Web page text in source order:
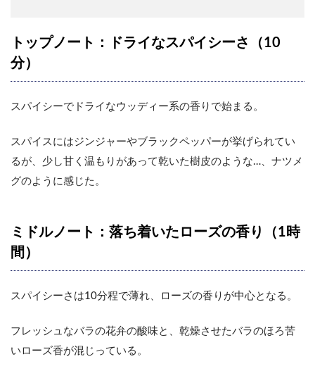
トップノート：ドライなスパイシーさ（10
分）
スパイシーでドライなウッディー系の香りで始まる。
スパイスにはジンジャーやブラックペッパーが挙げられてい
るが、少し甘く温もりがあって乾いた樹皮のような…、ナツメ
グのように感じた。
ミドルノート：落ち着いたローズの香り（1時
間）
スパイシーさは10分程で薄れ、ローズの香りが中心となる。
フレッシュなバラの花弁の酸味と、乾燥させたバラのほろ苦
いローズ香が混じっている。